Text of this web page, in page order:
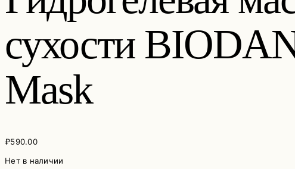
сухости
Mask
₽590.00
Нет в наличии